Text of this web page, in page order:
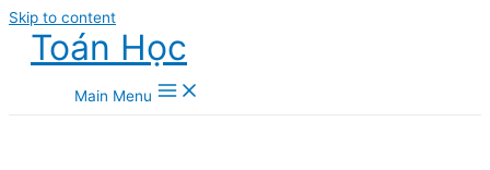
Skip to content
Toán Học
Main Menu